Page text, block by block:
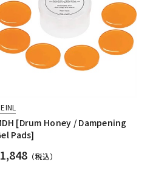
[Drum Honey / Dampening
Pads]
1,848 （税込）